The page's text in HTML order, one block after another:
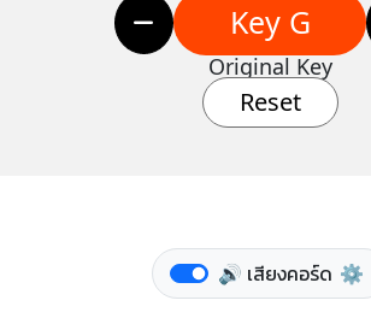
Key G
Original Key
Reset
🔊 เสียงคอร์ด ⚙️